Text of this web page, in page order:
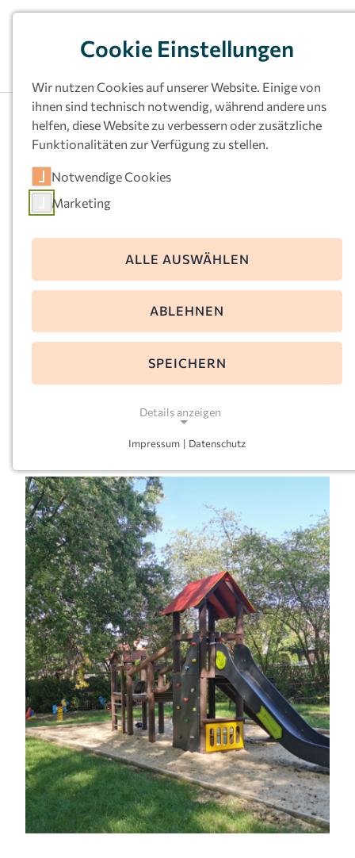
Kath.
Kindertageseinrichtu
ng St. Martin,
Menden
Waldenburger Straße 15
58710 Menden
Telefon:
martin-menden@kath-kitas-ruhr-
Ana Paula Kaas-Fege
Cookie Einstellungen
Wir nutzen Cookies auf unserer Website. Einige von
ihnen sind technisch notwendig, während andere uns
helfen, diese Website zu verbessern oder zusätzliche
Funktionalitäten zur Verfügung zu stellen.
Notwendige Cookies
Marketing
ALLE AUSWÄHLEN
ABLEHNEN
SPEICHERN
Details anzeigen
Notwendige Cookies ermöglichen grundlegende
Funktionen und sind für die einwandfreie Funktion
der Website erforderlich.
Einverständnis-Cookie
Name:
cookie_consent
Zweck:
Dieser Cookie speichert die ausgewählten
Einverständnis-Optionen des Benutzers
Cookie Laufzeit:
1 Jahr
MARKETING
Marketing Cookies werden von Drittanbietern
verwendet, um personalisierte Werbung
Impressum | Datenschutz